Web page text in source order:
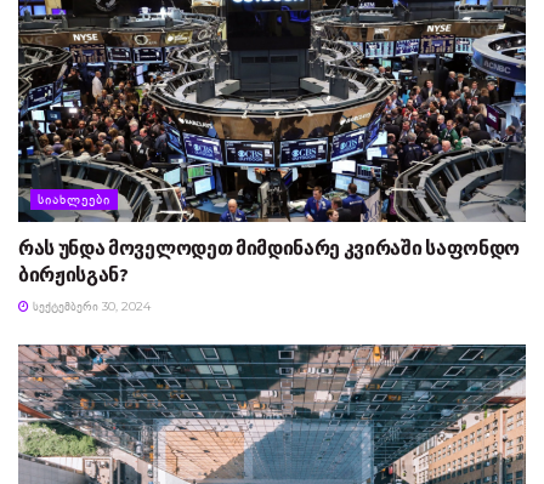
ᲡᲘᲐᲮᲚᲔᲔᲑᲘ
რას უნდა მოველოდეთ მიმდინარე კვირაში საფონდო
ბირჟისგან?
ᲡᲔᲥᲢᲔᲛᲑᲔᲠᲘ 30, 2024